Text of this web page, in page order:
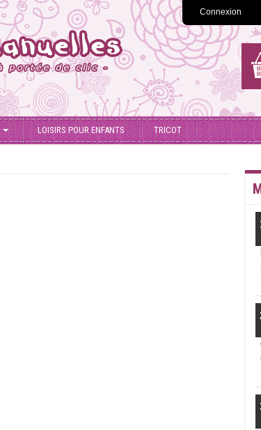
Connexion
LOISIRS POUR ENFANTS TRICOT